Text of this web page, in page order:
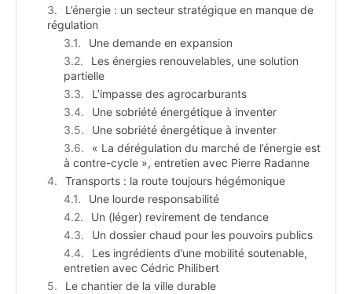
L’énergie : un secteur stratégique en manque de
régulation
Une demande en expansion
Les énergies renouvelables, une solution
partielle
L’impasse des agrocarburants
Une sobriété énergétique à inventer
Une sobriété énergétique à inventer
« La dérégulation du marché de l’énergie est
à contre-cycle », entretien avec Pierre Radanne
Transports : la route toujours hégémonique
Une lourde responsabilité
Un (léger) revirement de tendance
Un dossier chaud pour les pouvoirs publics
Les ingrédients d’une mobilité soutenable,
entretien avec Cédric Philibert
Le chantier de la ville durable